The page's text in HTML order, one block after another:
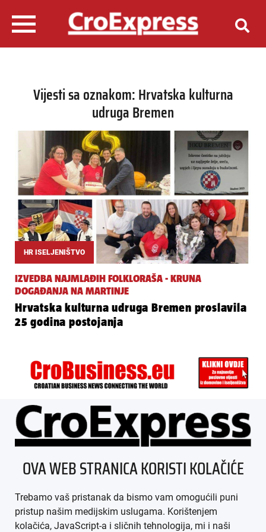
Vijesti sa oznakom: Hrvatska kulturna
udruga Bremen
HR ISELJENIŠTVO
IZVEDBA NAJMLAĐIH FOLKLORAŠA - KRUNA
DOGAĐANJA NA MARTINJE
Hrvatska kulturna udruga Bremen proslavila
25 godina postojanja
ÜBER UNS
IMPRESSUM
AGB
OVA WEB STRANICA KORISTI KOLAČIĆE
Trebamo vaš pristanak da bismo vam omogućili puni
pristup našim medijskim uslugama. Korištenjem
kolačića, JavaScript-a i sličnih tehnologija, mi i naši